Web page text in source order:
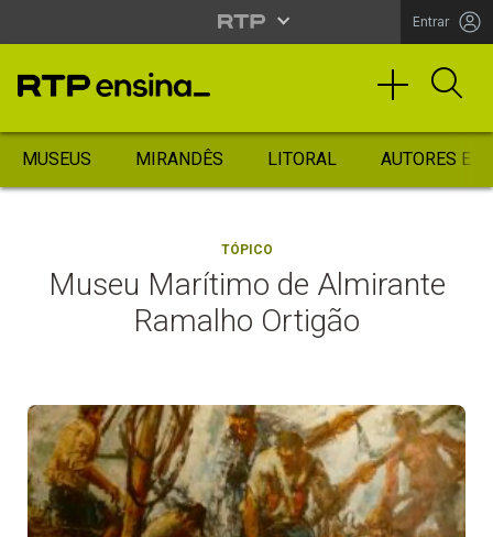
Entrar
MUSEUS MIRANDÊS LITORAL AUTORES
TÓPICO
Museu Marítimo de Almirante
Ramalho Ortigão